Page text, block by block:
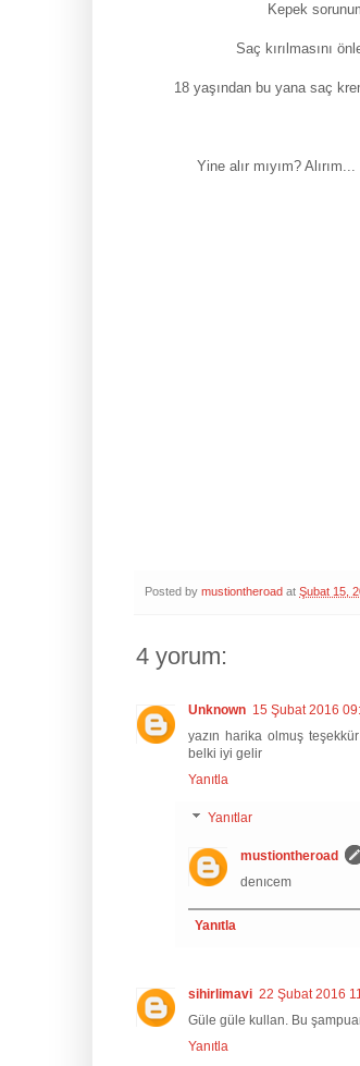
Kepek
Saç kırılmasını
18 yaşından bu yana saç
Yine alır mıyım?
Posted by mustiontheroad at Şubat 15,
4 yorum:
Unknown 15 Şubat 2016
yazın harika olmuş
belki iyi gelir
Yanıtla
Yanıtlar
mustiontheroad
denıcem
Yanıtla
sihirlimavi 22 Şubat 2016
Güle güle kullan. Bu
Yanıtla